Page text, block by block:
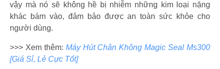
vậy mà nó sẽ không hề bị nhiễm những kim loại nặng
khác bám vào, đảm bảo được an toàn sức khỏe cho
người dùng.
>>> Xem thêm: Máy Hút Chân Không Magic Seal Ms300
[Giá Sỉ, Lẻ Cực Tốt]